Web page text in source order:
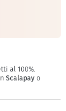
al 100%.
Scalapay o